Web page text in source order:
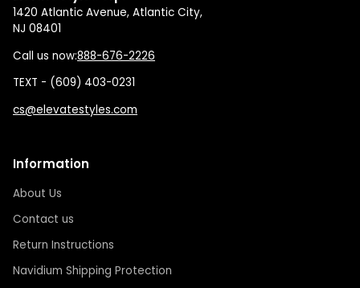
1420 Atlantic Avenue, Atlantic City,
NJ 08401
Call us now:888-676-2226
TEXT - (609) 403-0231
cs@elevatestyles.com
Information
About Us
Contact us
Return Instructions
Navidium Shipping Protection
Anmeldung erforderlich
Produkte zu Ihrer Wunschliste hinzuzufügen und